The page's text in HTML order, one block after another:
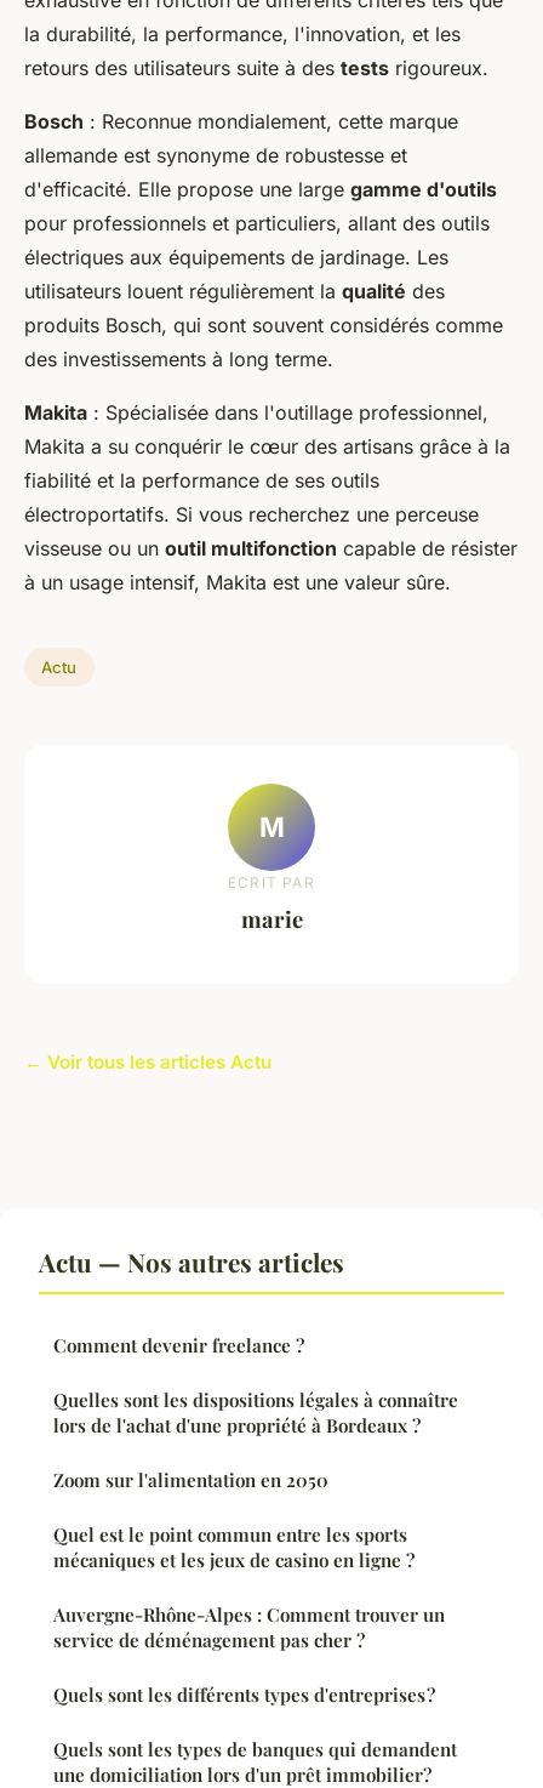
la durabilité, la performance, l'innovation, et les
retours des utilisateurs suite à des tests rigoureux.
Bosch : Reconnue mondialement, cette marque
allemande est synonyme de robustesse et
d'efficacité. Elle propose une large gamme d'outils
pour professionnels et particuliers, allant des outils
électriques aux équipements de jardinage. Les
utilisateurs louent régulièrement la qualité des
produits Bosch, qui sont souvent considérés comme
des investissements à long terme.
Makita : Spécialisée dans l'outillage professionnel,
Makita a su conquérir le cœur des artisans grâce à la
fiabilité et la performance de ses outils
électroportatifs. Si vous recherchez une perceuse
visseuse ou un outil multifonction capable de résister
à un usage intensif, Makita est une valeur sûre.
Actu
M
ECRIT PAR
marie
← Voir tous les articles Actu
Actu — Nos autres articles
Comment devenir freelance ?
Quelles sont les dispositions légales à connaître
lors de l'achat d'une propriété à Bordeaux ?
Zoom sur l'alimentation en 2050
Quel est le point commun entre les sports
mécaniques et les jeux de casino en ligne ?
Auvergne-Rhône-Alpes : Comment trouver un
service de déménagement pas cher ?
Quels sont les différents types d'entreprises ?
Quels sont les types de banques qui demandent
une domiciliation lors d'un prêt immobilier?